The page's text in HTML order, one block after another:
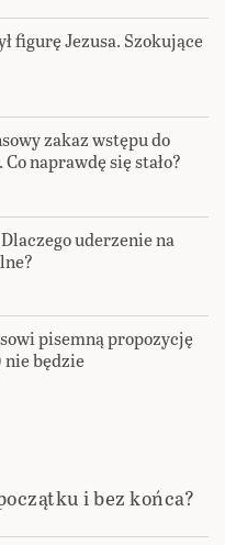
figurę Jezusa. Szokujące
zakaz wstępu do
naprawdę się stało?
uderzenie na
pisemną propozycję
będzie
i bez końca?